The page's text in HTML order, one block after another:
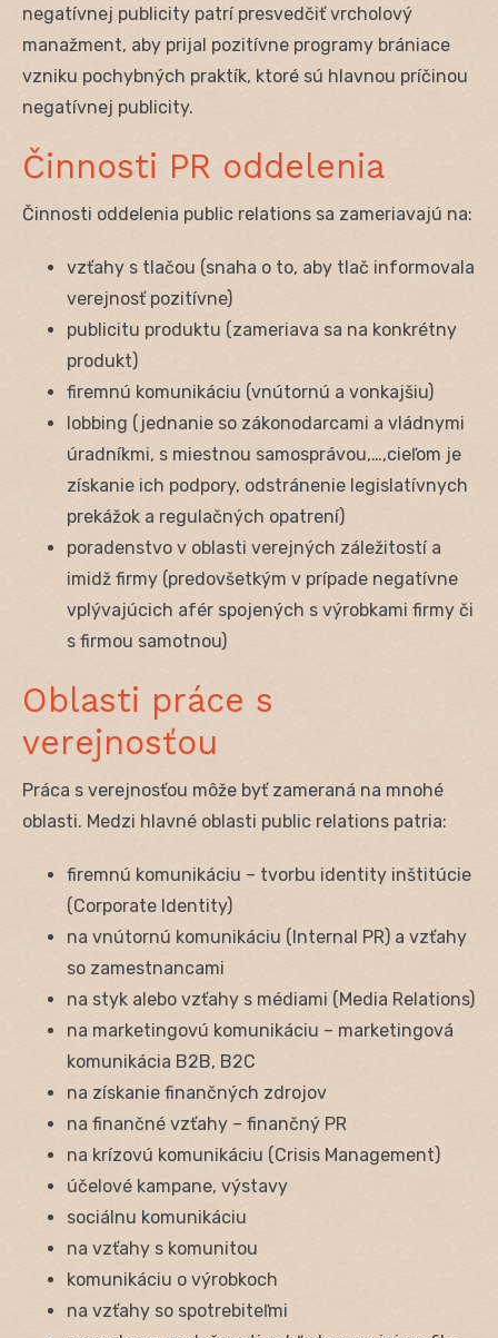
negatívnej publicity patrí presvedčiť vrcholový
manažment, aby prijal pozitívne programy brániace
vzniku pochybných praktík, ktoré sú hlavnou príčinou
negatívnej publicity.
Činnosti PR oddelenia
Činnosti oddelenia public relations sa zameriavajú na:
vzťahy s tlačou (snaha o to, aby tlač informovala
verejnosť pozitívne)
publicitu produktu (zameriava sa na konkrétny
produkt)
firemnú komunikáciu (vnútornú a vonkajšiu)
lobbing (jednanie so zákonodarcami a vládnymi
úradníkmi, s miestnou samosprávou,…,cieľom je
získanie ich podpory, odstránenie legislatívnych
prekážok a regulačných opatrení)
poradenstvo v oblasti verejných záležitostí a
imidž firmy (predovšetkým v prípade negatívne
vplývajúcich afér spojených s výrobkami firmy či
s firmou samotnou)
Oblasti práce s
verejnosťou
Práca s verejnosťou môže byť zameraná na mnohé
oblasti. Medzi hlavné oblasti public relations patria:
firemnú komunikáciu – tvorbu identity inštitúcie
(Corporate Identity)
na vnútornú komunikáciu (Internal PR) a vzťahy
so zamestnancami
na styk alebo vzťahy s médiami (Media Relations)
na marketingovú komunikáciu – marketingová
komunikácia B2B, B2C
na získanie finančných zdrojov
na finančné vzťahy – finančný PR
na krízovú komunikáciu (Crisis Management)
účelové kampane, výstavy
sociálnu komunikáciu
na vzťahy s komunitou
komunikáciu o výrobkoch
na vzťahy so spotrebiteľmi